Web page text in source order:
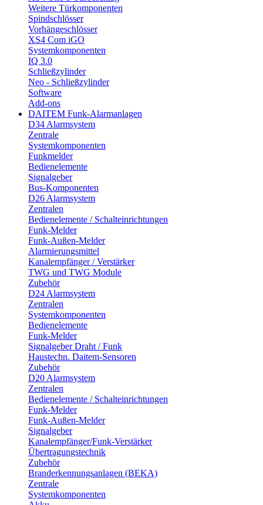
Weitere Türkomponenten
Spindschlösser
Vorhängeschlösser
XS4 Com iGO
Systemkomponenten
IQ 3.0
Schließzylinder
Neo - Schließzylinder
Software
Add-ons
DAITEM Funk-Alarmanlagen
D34 Alarmsystem
Zentrale
Systemkomponenten
Funkmelder
Bedienelemente
Signalgeber
Bus-Komponenten
D26 Alarmsystem
Zentralen
Bedienelemente / Schalteinrichtungen
Funk-Melder
Funk-Außen-Melder
Alarmierungsmittel
Kanalempfänger / Verstärker
TWG und TWG Module
Zubehör
D24 Alarmsystem
Zentralen
Systemkomponenten
Bedienelemente
Funk-Melder
Signalgeber Draht / Funk
Haustechn. Daitem-Sensoren
Zubehör
D20 Alarmsystem
Zentralen
Bedienelemente / Schalteinrichtungen
Funk-Melder
Funk-Außen-Melder
Signalgeber
Kanalempfänger/Funk-Verstärker
Übertragungstechnik
Zubehör
Branderkennungsanlagen (BEKA)
Zentrale
Systemkomponenten